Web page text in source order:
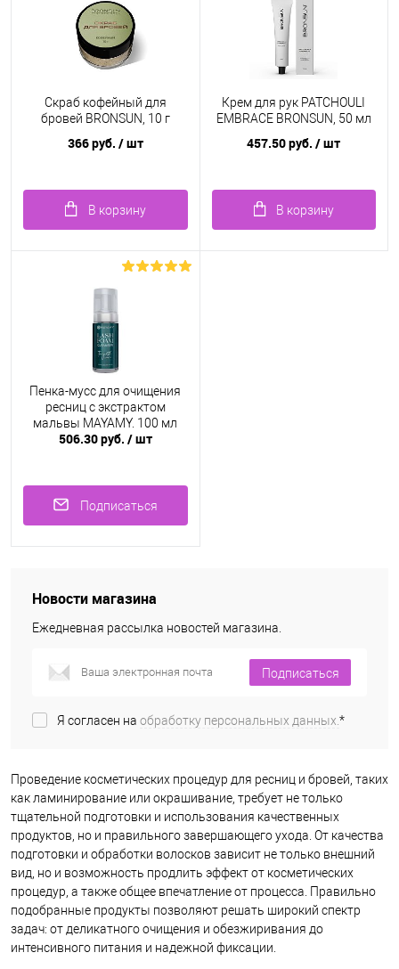
Скраб кофейный для
бровей BRONSUN, 10 г
366 руб. / шт
В корзину
Крем для рук PATCHOULI
EMBRACE BRONSUN, 50 мл
457.50 руб./ шт
В корзину
Пенка-мусс для очищения
ресниц с экстрактом
мальвы MAYAMY, 100 мл
506.30 руб. / шт
Подписаться
Новости магазина
Ежедневная рассылка новостей магазина.
Подписаться
Я согласен на обработку персональных данных.*
Проведение косметических процедур для ресниц и бровей, таких
как ламинирование или окрашивание, требует не только
тщательной подготовки и использования качественных
продуктов, но и правильного завершающего ухода. От качества
подготовки и обработки волосков зависит не только внешний
вид, но и возможность продлить эффект от косметических
процедур, а также общее впечатление от процесса. Правильно
подобранные продукты позволяют решать широкий спектр
задач: от деликатного очищения и обезжиривания до
интенсивного питания и надежной фиксации.